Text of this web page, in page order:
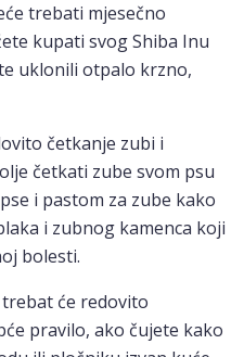
trebati mjesečno
kupati svog Shiba Inu
uklonili otpalo krzno,
četkanje zubi i
četkati zube svom psu
i pastom za zube kako
i zubnog kamenca koji
bolesti.
će redovito
pravilo, ako čujete kako